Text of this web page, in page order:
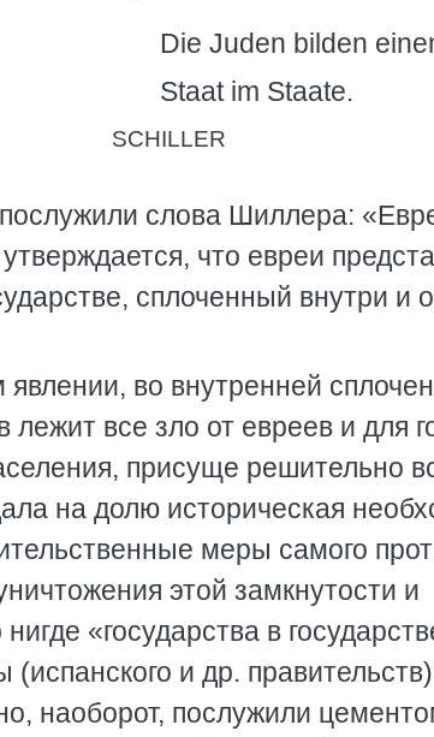
Die Juden bilden
Staat im Staate.
SCHILLER
слова Шиллера:
что евреи
сплоченный внутри и
во внутренней
все зло от евреев и для
присуще решительно
на долю историческая
меры самого
этой замкнутости и
«государства в
и др.
наоборот, послужили